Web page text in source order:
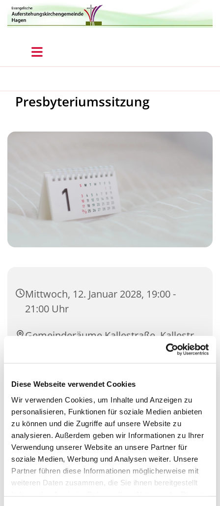
Diese Webseite verwendet Cookies
Wir verwenden Cookies, um Inhalte und Anzeigen zu
personalisieren, Funktionen für soziale Medien anbieten
zu können und die Zugriffe auf unsere Website zu
analysieren. Außerdem geben wir Informationen zu Ihrer
Verwendung unserer Website an unsere Partner für
soziale Medien, Werbung und Analysen weiter. Unsere
Partner führen diese Informationen möglicherweise mit
weiteren Daten zusammen, die Sie ihnen bereitgestellt
Presbyteriumssitzung
Mittwoch, 12. Januar 2028, 19:00 -
21:00 Uhr
Gemeinderäume Kallestraße, Kallestr.